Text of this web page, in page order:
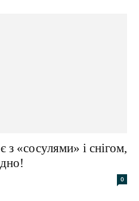
«сосулями» і снігом,
0